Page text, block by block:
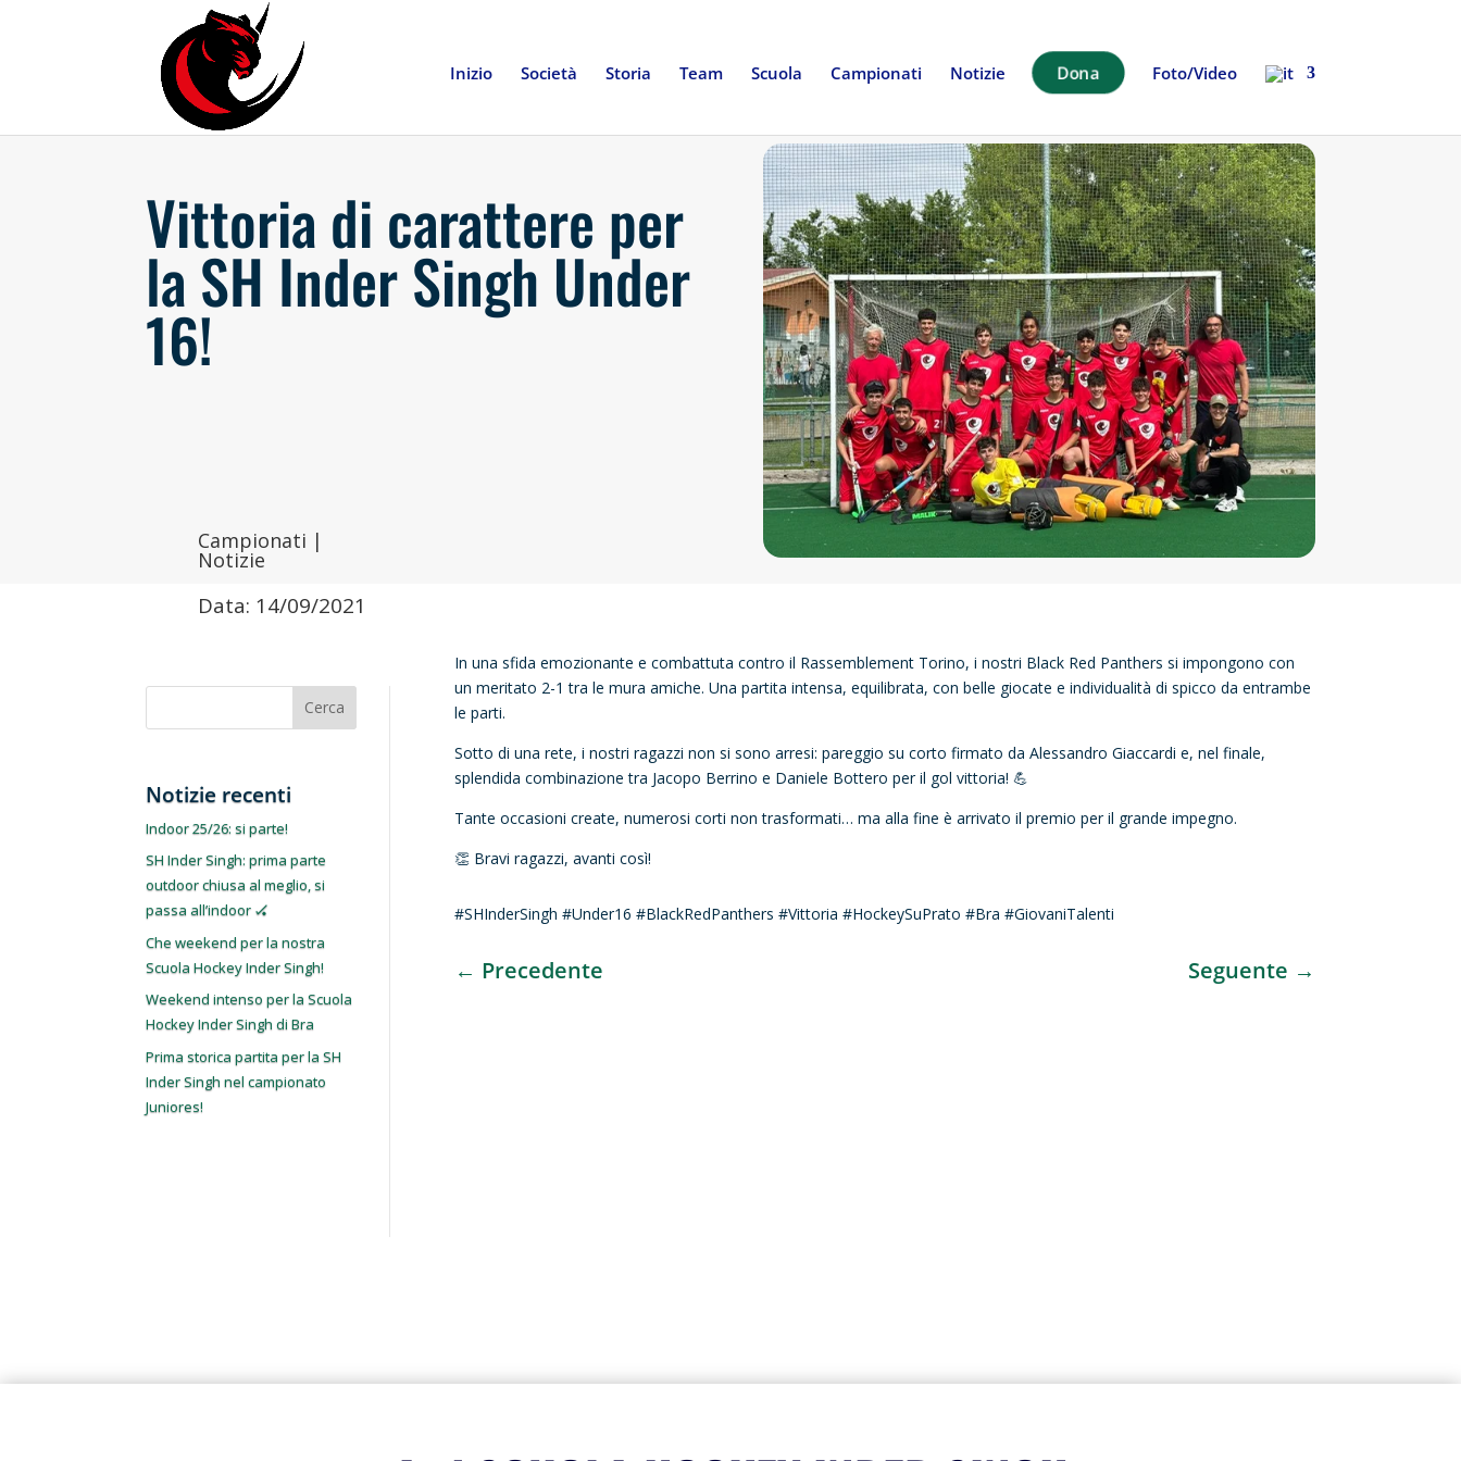
Inizio Società Storia Team Scuola Campionati Notizie Dona Foto/Video
Vittoria di carattere per
la SH Inder Singh Under
16!
Campionati |
Notizie
Data: 14/09/2021
Cerca
Notizie recenti
Indoor 25/26: si parte!
SH Inder Singh: prima parte
outdoor chiusa al meglio, si
passa all’indoor 🏑
Che weekend per la nostra
Scuola Hockey Inder Singh!
Weekend intenso per la Scuola
Hockey Inder Singh di Bra
Prima storica partita per la SH
Inder Singh nel campionato
Juniores!
In una sfida emozionante e combattuta contro il Rassemblement Torino, i nostri Black Red Panthers si impongono con
un meritato 2-1 tra le mura amiche. Una partita intensa, equilibrata, con belle giocate e individualità di spicco da entrambe
le parti.
Sotto di una rete, i nostri ragazzi non si sono arresi: pareggio su corto firmato da Alessandro Giaccardi e, nel finale,
splendida combinazione tra Jacopo Berrino e Daniele Bottero per il gol vittoria! 💪
Tante occasioni create, numerosi corti non trasformati… ma alla fine è arrivato il premio per il grande impegno.
👏 Bravi ragazzi, avanti così!
#SHInderSingh #Under16 #BlackRedPanthers #Vittoria #HockeySuPrato #Bra #GiovaniTalenti
← Precedente Seguente →